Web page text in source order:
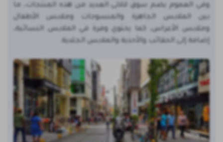
وفي العموم يضم سوق لالالى العديد من هذه المنتجات، ما
بين الملابس الجاهزة والمنسوجات وملابس الأطفال
وملابس الأعراس، كما يحتوي وفرة في الملابس النسائية،
إضافة إلى الحقائب والأحذية والملابس الجلدية.